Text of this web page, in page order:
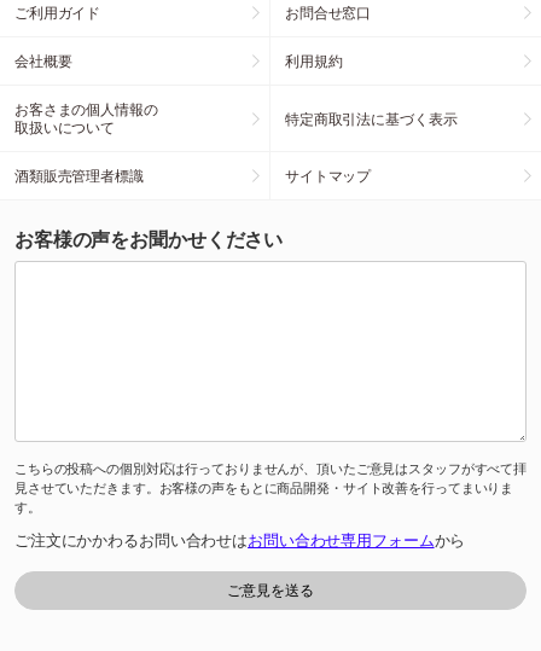
ご利用ガイド お問合せ窓口
会社概要 利用規約
お客さまの個人情報の
取扱いについて
特定商取引法に基づく表示
酒類販売管理者標識 サイトマップ
お客様の声をお聞かせください
こちらの投稿への個別対応は行っておりませんが、頂いたご意見はスタッフがすべて拝
見させていただきます。お客様の声をもとに商品開発・サイト改善を行ってまいりま
す。
ご注文にかかわるお問い合わせはお問い合わせ専用フォームから